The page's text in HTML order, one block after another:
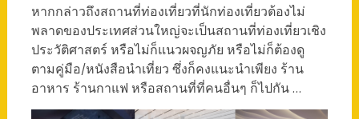
หากกล่าวถึงสถานที่ท่องเที่ยวที่นักท่องเที่ยวต้องไม่
พลาดของประเทศส่วนใหญ่จะเป็นสถานที่ท่องเที่ยวเชิง
ประวัติศาสตร์ หรือไม่ก็แนวผจญภัย หรือไม่ก็ต้องดู
ตามคู่มือ/หนังสือนำเที่ยว ซึ่งก็คงแนะนำเพียง ร้าน
อาหาร ร้านกาแฟ หรือสถานที่ที่คนอื่นๆ ก็ไปกัน …